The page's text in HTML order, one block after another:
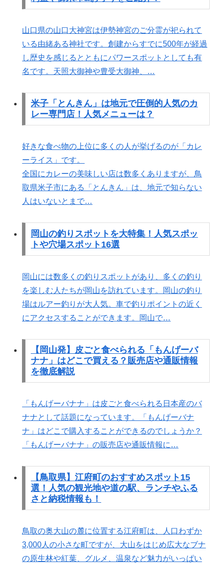
山口県の山口大神宮は伊勢神宮のご分霊が祀られて
いる由緒ある神社です。創建からすでに500年が経過
し歴史を感じるとともにパワースポットとしても有
名です。天照大御神や豊受大御神、…
米子「とんきん」は地元で圧倒的人気のカ
レー専門店！人気メニューは？
好きな食べ物の上位に多くの人が挙げるのが「カレ
ーライス」です。
全国にカレーの美味しい店は数多くありますが、鳥
取県米子市にある「とんきん」は、地元で知らない
人はいないとまで…
岡山の釣りスポットを大特集！人気スポッ
トや穴場スポット16選
岡山には数多くの釣りスポットがあり、多くの釣り
を楽しむ人たちが岡山を訪れています。岡山の釣り
場はルアー釣りが大人気。車で釣りポイントの近く
にアクセスすることができます。岡山で…
【岡山発】皮ごと食べられる「もんげーバ
ナナ」はどこで買える？販売店や通販情報
を徹底解説
「もんげーバナナ」は皮ごと食べられる日本産のバ
ナナとして話題になっています。「もんげーバナ
ナ」はどこで購入することができるのでしょうか？
「もんげーバナナ」の販売店や通販情報に…
【鳥取県】江府町のおすすめスポット15
選！人気の観光地や道の駅、ランチやふる
さと納税情報も！
鳥取の奥大山の麓に位置する江府町は、人口わずか
3,000人の小さな町ですが、大山をはじめ広大なブナ
の原生林や紅葉、グルメ、温泉など魅力がいっぱい